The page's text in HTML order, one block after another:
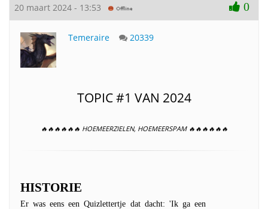
20 maart 2024 - 13:53 0
Temeraire 20339
TOPIC #1 VAN 2024
🔥🔥🔥🔥🔥🔥 HOEMEERZIELEN, HOEMEERSPAM 🔥🔥🔥🔥🔥🔥
HISTORIE
Er was eens een Quizlettertje dat dacht: 'Ik ga een